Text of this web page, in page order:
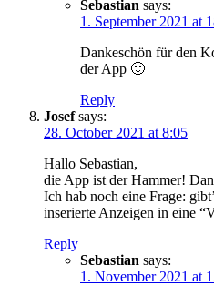
Sebastian says:
1. September 2021 at
Dankeschön für den
der App 🙂
Reply
Josef says:
28. October 2021 at 8:05
Hallo Sebastian,
die App ist der Hammer!
Ich hab noch eine Frage:
inserierte Anzeigen in eine
Reply
Sebastian says:
1. November 2021 at